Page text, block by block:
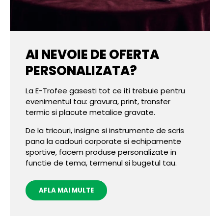
AI NEVOIE DE OFERTA
PERSONALIZATA?
La E-Trofee gasesti tot ce iti trebuie pentru
evenimentul tau: gravura, print, transfer
termic si placute metalice gravate.
De la tricouri, insigne si instrumente de scris
pana la cadouri corporate si echipamente
sportive, facem produse personalizate in
functie de tema, termenul si bugetul tau.
AFLA MAI MULTE